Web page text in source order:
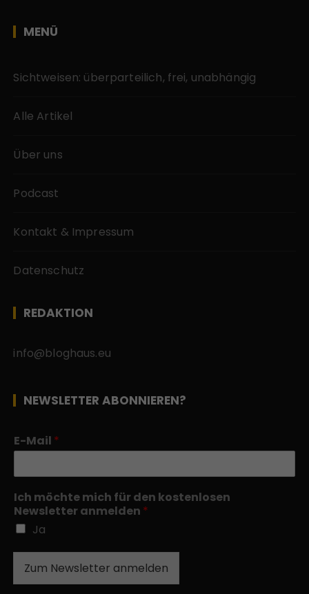
MENÜ
Sichtweisen: überparteilich, frei, unabhängig
Alle Artikel
Über uns
Podcast
Kontakt & Impressum
Datenschutz
REDAKTION
info@bloghaus.eu
NEWSLETTER ABONNIEREN?
E-Mail *
Ich möchte mich für den kostenlosen
Newsletter anmelden *
Ja
Zum Newsletter anmelden